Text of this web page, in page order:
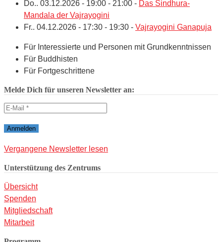
Do.. 03.12.2026 - 19:00 - 21:00 - Das Sindhura-
Mandala der Vajrayogini
Fr.. 04.12.2026 - 17:30 - 19:30 - Vajrayogini Ganapuja
Für Interessierte und Personen mit Grundkenntnissen
Für Buddhisten
Für Fortgeschrittene
Melde Dich für unseren Newsletter an:
Vergangene Newsletter lesen
Unterstützung des Zentrums
Übersicht
Spenden
Mitgliedschaft
Mitarbeit